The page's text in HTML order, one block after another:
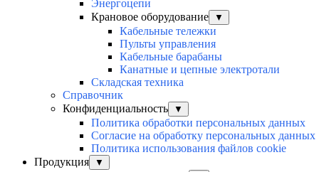
Энергоцепи
Крановое оборудование
▼
Кабельные тележки
Пульты управления
Кабельные барабаны
Канатные и цепные электротали
Складская техника
Справочник
Конфиденциальность
▼
Политика обработки персональных данных
Согласие на обработку персональных данных
Политика использования файлов cookie
Продукция
▼